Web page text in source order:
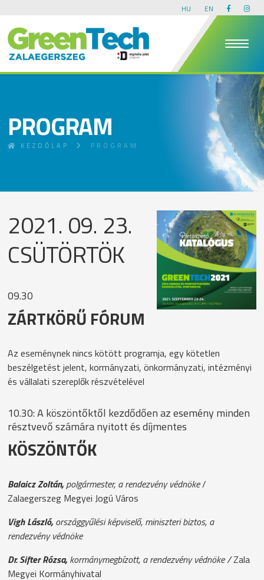
HU EN
PROGRAM
KEZDŐLAP PROGRAM
2021. 09. 23.
CSÜTÖRTÖK
09.30
ZÁRTKÖRŰ FÓRUM
Az eseménynek nincs kötött programja, egy kötetlen
beszélgetést jelent, kormányzati, önkormányzati, intézményi
és vállalati szereplők részvételével
10.30: A köszöntőktől kezdődően az esemény minden
résztvevő számára nyitott és díjmentes
KÖSZÖNTŐK
Balaicz Zoltán, polgármester, a rendezvény védnöke/
Zalaegerszeg Megyei Jogú Város
Vigh László, országgyűlési képviselő, miniszteri biztos, a
rendezvény védnöke
Dr. Sifter Rózsa, kormánymegbízott, a rendezvény védnöke /Zala
Megyei Kormányhivatal